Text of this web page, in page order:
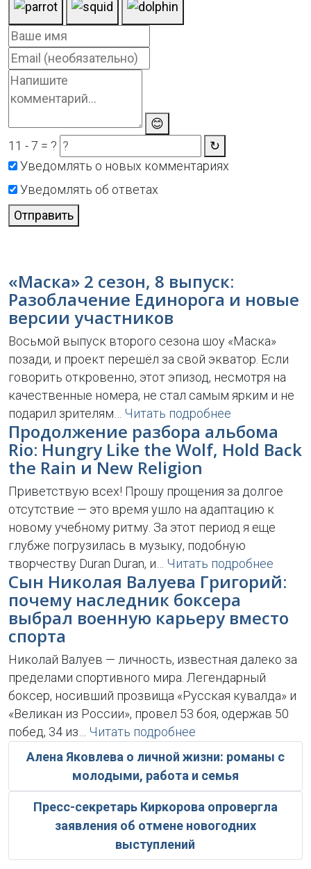
😊
11 - 7 = ?
↻
Уведомлять о новых комментариях
Уведомлять об ответах
Отправить
«Маска» 2 сезон, 8 выпуск:
Разоблачение Единорога и новые
версии участников
Восьмой выпуск второго сезона шоу «Маска»
позади, и проект перешёл за свой экватор. Если
говорить откровенно, этот эпизод, несмотря на
качественные номера, не стал самым ярким и не
подарил зрителям… Читать подробнее
Продолжение разбора альбома
Rio: Hungry Like the Wolf, Hold Back
the Rain и New Religion
Приветствую всех! Прошу прощения за долгое
отсутствие — это время ушло на адаптацию к
новому учебному ритму. За этот период я еще
глубже погрузилась в музыку, подобную
творчеству Duran Duran, и… Читать подробнее
Сын Николая Валуева Григорий:
почему наследник боксера
выбрал военную карьеру вместо
спорта
Николай Валуев — личность, известная далеко за
пределами спортивного мира. Легендарный
боксер, носивший прозвища «Русская кувалда» и
«Великан из России», провел 53 боя, одержав 50
побед, 34 из… Читать подробнее
Алена Яковлева о личной жизни: романы с
молодыми, работа и семья
Пресс-секретарь Киркорова опровергла
заявления об отмене новогодних
выступлений